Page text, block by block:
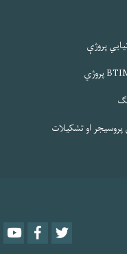
پروژې
او تشکیلات
Youtube Facebook